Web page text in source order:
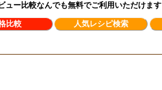
ー比較なんでも無料でご利用いただけます
比較 人気レシピ検索